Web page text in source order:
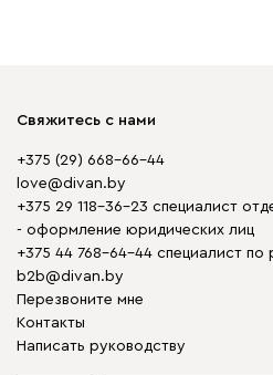
Свяжитесь с нами
+375 (29) 668-66-44
love@divan.by
+375 29 118-36-23 специалист
- оформление юридических лиц
+375 44 768-64-44 специалист по
b2b@divan.by
Перезвоните мне
Контакты
Написать руководству